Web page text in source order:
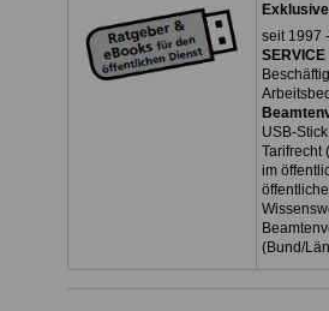
seit 1997
USB-
Tarifrecht
im
(Bund/